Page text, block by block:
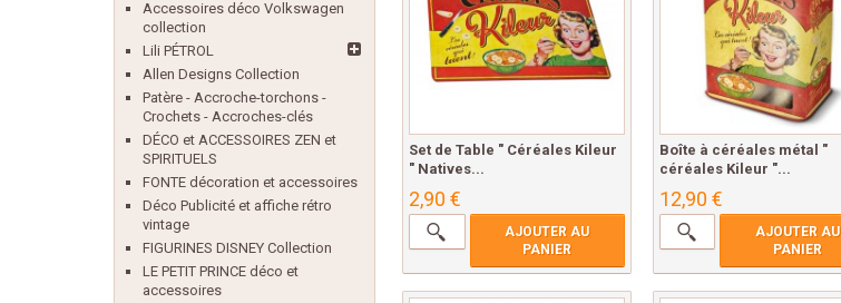
Accessoires déco Volkswagen
collection
Lili PÉTROL
Allen Designs Collection
Patère - Accroche-torchons -
Crochets - Accroches-clés
DÉCO et ACCESSOIRES ZEN et
SPIRITUELS
FONTE décoration et accessoires
Déco Publicité et affiche rétro
vintage
FIGURINES DISNEY Collection
LE PETIT PRINCE déco et
accessoires
Set de Table " Céréales Kileur
" Natives...
2,90 €
AJOUTER AU
PANIER
Boîte à céréales métal "
céréales Kileur "...
12,90 €
AJOUTER AU
PANIER